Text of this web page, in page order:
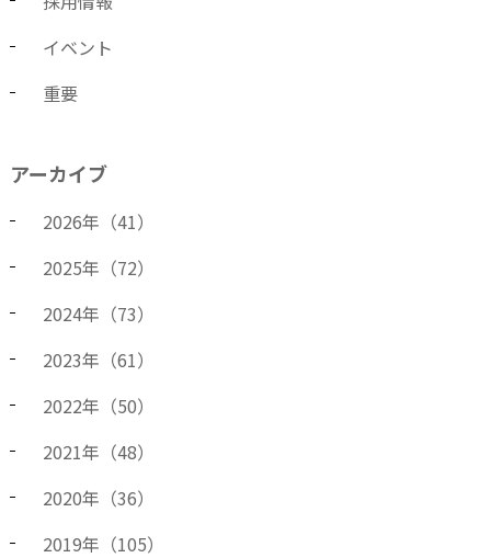
イベント
重要
アーカイブ
2026年（41）
2025年（72）
2024年（73）
2023年（61）
2022年（50）
2021年（48）
2020年（36）
2019年（105）